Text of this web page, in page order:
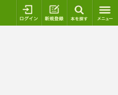
ログイン 新規登録